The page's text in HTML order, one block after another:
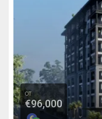
от
€96,000